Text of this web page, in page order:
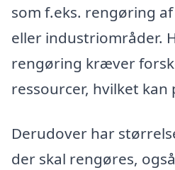
som f.eks. rengøring
eller industriområder.
rengøring kræver
ressourcer, hvilket kan
Derudover har
der skal rengøres,